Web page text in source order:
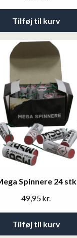
Tilføj til kurv
Spinnere 24 stk
49,95 kr.
Tilføj til kurv